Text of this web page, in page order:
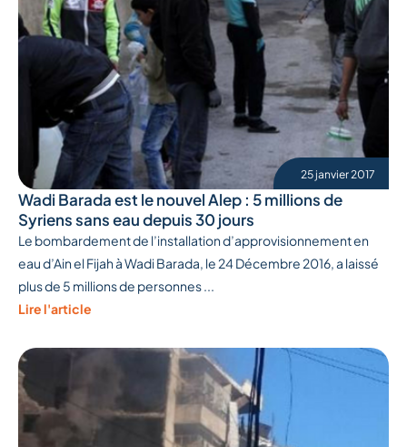
25 janvier 2017
Wadi Barada est le nouvel Alep : 5 millions de
Syriens sans eau depuis 30 jours
Le bombardement de l’installation d’approvisionnement en
eau d’Ain el Fijah à Wadi Barada, le 24 Décembre 2016, a laissé
plus de 5 millions de personnes ...
Lire l'article